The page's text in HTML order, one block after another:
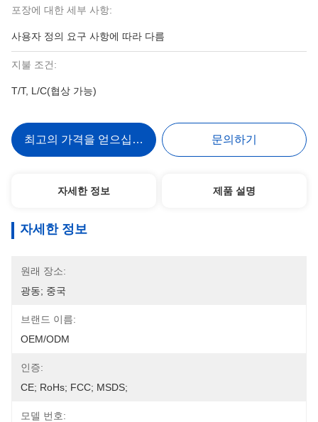
포장에 대한 세부 사항:
사용자 정의 요구 사항에 따라 다름
지불 조건:
T/T, L/C(협상 가능)
최고의 가격을 얻으십시오 문의하기
자세한 정보 제품 설명
자세한 정보
원래 장소:
광동; 중국
브랜드 이름:
OEM/ODM
인증:
CE; RoHs; FCC; MSDS;
모델 번호: